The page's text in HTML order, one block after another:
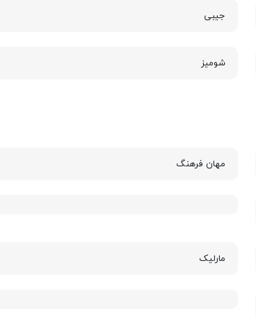
جیبی
شومیز
مهان فرهنگ
مارلیک